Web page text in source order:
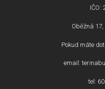
IČO:
Oběžná
Pokud máte
email:
tel: